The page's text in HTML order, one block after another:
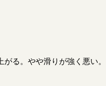
がる。やや滑りが強く悪い。